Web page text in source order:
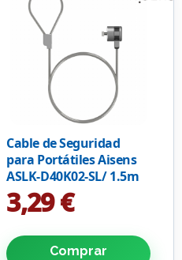
Cable de Seguridad
para Portátiles Aisens
ASLK-D40K02-SL/ 1.5m
3,29 €
Comprar